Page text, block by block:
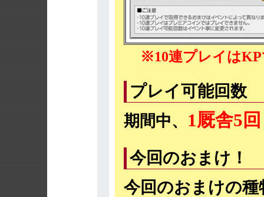
※10連プレイは
プレイ可能回数
期間中、 1厩舎5回
今回のおまけ！
今回のおまけの種